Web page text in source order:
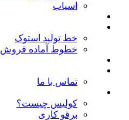
اسیاب
خط تولید استوک
خطوط آماده فروش
تماس با ما
کولیس چیست؟
برقو کاری